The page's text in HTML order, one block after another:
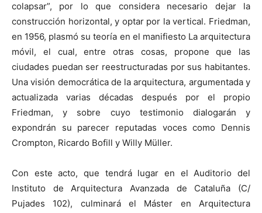
colapsar”, por lo que considera necesario dejar la
construcción horizontal, y optar por la vertical. Friedman,
en 1956, plasmó su teoría en el manifiesto La arquitectura
móvil, el cual, entre otras cosas, propone que las
ciudades puedan ser reestructuradas por sus habitantes.
Una visión democrática de la arquitectura, argumentada y
actualizada varias décadas después por el propio
Friedman, y sobre cuyo testimonio dialogarán y
expondrán su parecer reputadas voces como Dennis
Crompton, Ricardo Bofill y Willy Müller.
Con este acto, que tendrá lugar en el Auditorio del
Instituto de Arquitectura Avanzada de Cataluña (C/
Pujades 102), culminará el Máster en Arquitectura